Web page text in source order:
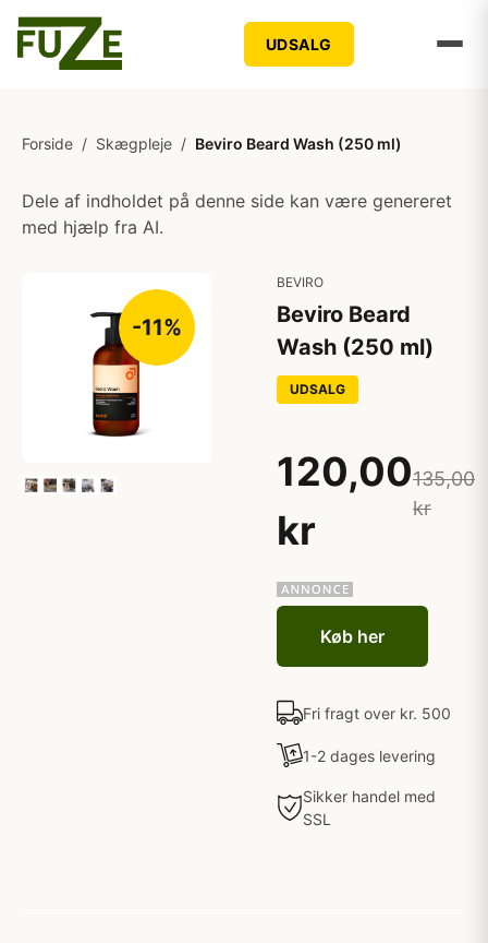
UDSALG
Forside / Skægpleje / Beviro Beard Wash (250 ml)
Dele af indholdet på denne side kan være genereret
med hjælp fra AI.
-11%
BEVIRO
Beviro Beard
Wash (250 ml)
UDSALG
120,00
kr
135,00
kr
Køb her
Fri fragt over kr. 500
1-2 dages levering
Sikker handel med
SSL